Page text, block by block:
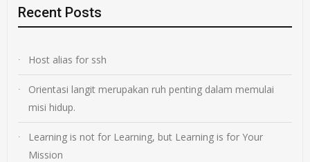
Recent Posts
Host alias for ssh
Orientasi langit merupakan ruh penting dalam memulai
misi hidup.
Learning is not for Learning, but Learning is for Your
Mission